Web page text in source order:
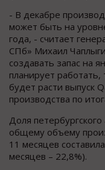
- В декабре
может быть на
года, - считает
СПб» Михаил
создавать запас на
планирует работать,
будет расти выпуск
производства по
Доля
общему объему
11 месяцев
месяцев – 22,8%).